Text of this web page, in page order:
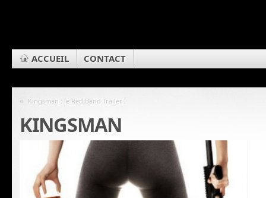
ACCUEIL CONTACT
« Kingsman : le Red Band Trailer !
KINGSMAN